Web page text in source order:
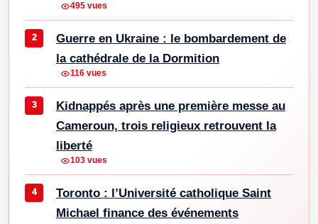
495 vues
Guerre en Ukraine : le bombardement de
la cathédrale de la Dormition
116 vues
Kidnappés après une première messe au
Cameroun, trois religieux retrouvent la
liberté
103 vues
Toronto : l’Université catholique Saint
Michael finance des événements